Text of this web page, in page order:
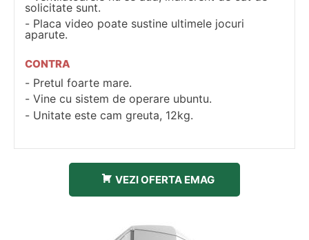
solicitate sunt.
Placa video poate sustine ultimele jocuri
aparute.
CONTRA
Pretul foarte mare.
Vine cu sistem de operare ubuntu.
Unitate este cam greuta, 12kg.
VEZI OFERTA EMAG